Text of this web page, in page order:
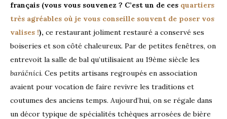
français (vous vous souvenez ? C’est un de ces quartiers
très agréables où je vous conseille souvent de poser vos
valises !), ce restaurant joliment restauré a conservé ses
boiseries et son côté chaleureux. Par de petites fenêtres, on
entrevoit la salle de bal qu’utilisaient au 19ème siècle les
baráčníci. Ces petits artisans regroupés en association
avaient pour vocation de faire revivre les traditions et
coutumes des anciens temps. Aujourd’hui, on se régale dans
un décor typique de spécialités tchèques arrosées de bière